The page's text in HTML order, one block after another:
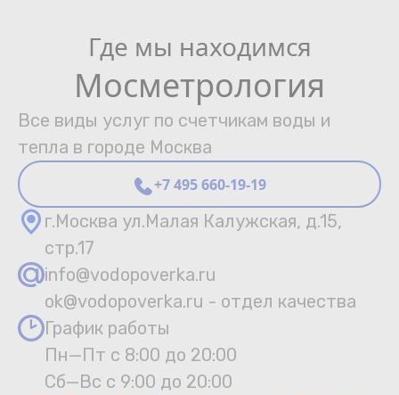
Где мы находимся
Мосметрология
Все виды услуг по счетчикам воды и
тепла в городе Москва
+7 495 660-19-19
г.Москва ул.Малая Калужская, д.15,
стр.17
info@vodopoverka.ru
ok@vodopoverka.ru - отдел качества
График работы
Пн—Пт с 8:00 до 20:00
Сб—Вс с 9:00 до 20:00